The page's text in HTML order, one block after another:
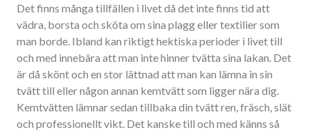
Det finns många tillfällen i livet då det inte finns tid att
vädra, borsta och sköta om sina plagg eller textilier som
man borde. Ibland kan riktigt hektiska perioder i livet till
och med innebära att man inte hinner tvätta sina lakan. Det
är då skönt och en stor lättnad att man kan lämna in sin
tvätt till eller någon annan kemtvätt som ligger nära dig.
Kemtvätten lämnar sedan tillbaka din tvätt ren, fräsch, slät
och professionellt vikt. Det kanske till och med känns så